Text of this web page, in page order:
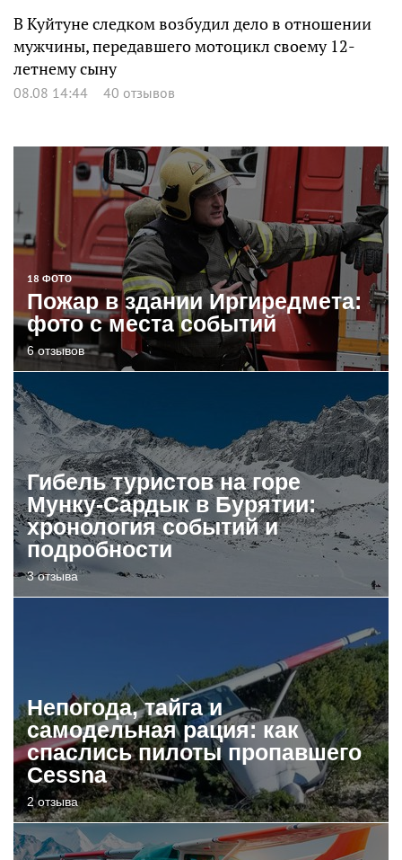
В Куйтуне следком возбудил дело в отношении
мужчины, передавшего мотоцикл своему 12-
летнему сыну
08.08 14:44 40 отзывов
18 ФОТО
Пожар в здании Иргиредмета:
фото с места событий
6 отзывов
Гибель туристов на горе
Мунку-Сардык в Бурятии:
хронология событий и
подробности
3 отзыва
Непогода, тайга и
самодельная рация: как
спаслись пилоты пропавшего
Cessna
2 отзыва